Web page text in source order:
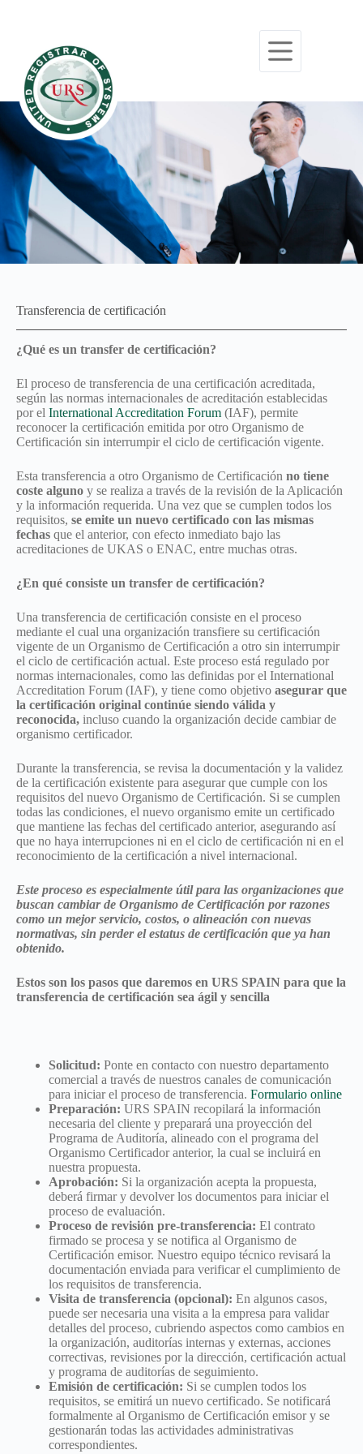
Transferencia de certificación
¿Qué es un transfer de certificación?
El proceso de transferencia de una certificación acreditada,
según las normas internacionales de acreditación establecidas
por el International Accreditation Forum (IAF), permite
reconocer la certificación emitida por otro Organismo de
Certificación sin interrumpir el ciclo de certificación vigente.
Esta transferencia a otro Organismo de Certificación no tiene
coste alguno y se realiza a través de la revisión de la Aplicación
y la información requerida. Una vez que se cumplen todos los
requisitos, se emite un nuevo certificado con las mismas
fechas que el anterior, con efecto inmediato bajo las
acreditaciones de UKAS o ENAC, entre muchas otras.
¿En qué consiste un transfer de certificación?
Una transferencia de certificación consiste en el proceso
mediante el cual una organización transfiere su certificación
vigente de un Organismo de Certificación a otro sin interrumpir
el ciclo de certificación actual. Este proceso está regulado por
normas internacionales, como las definidas por el International
Accreditation Forum (IAF), y tiene como objetivo asegurar que
la certificación original continúe siendo válida y
reconocida, incluso cuando la organización decide cambiar de
organismo certificador.
Durante la transferencia, se revisa la documentación y la validez
de la certificación existente para asegurar que cumple con los
requisitos del nuevo Organismo de Certificación. Si se cumplen
todas las condiciones, el nuevo organismo emite un certificado
que mantiene las fechas del certificado anterior, asegurando así
que no haya interrupciones ni en el ciclo de certificación ni en el
reconocimiento de la certificación a nivel internacional.
Este proceso es especialmente útil para las organizaciones que
buscan cambiar de Organismo de Certificación por razones
como un mejor servicio, costos, o alineación con nuevas
normativas, sin perder el estatus de certificación que ya han
obtenido.
Estos son los pasos que daremos en URS SPAIN para que la
transferencia de certificación sea ágil y sencilla
Solicitud: Ponte en contacto con nuestro departamento
comercial a través de nuestros canales de comunicación
para iniciar el proceso de transferencia. Formulario online
Preparación: URS SPAIN recopilará la información
necesaria del cliente y preparará una proyección del
Programa de Auditoría, alineado con el programa del
Organismo Certificador anterior, la cual se incluirá en
nuestra propuesta.
Aprobación: Si la organización acepta la propuesta,
deberá firmar y devolver los documentos para iniciar el
proceso de evaluación.
Proceso de revisión pre-transferencia: El contrato
firmado se procesa y se notifica al Organismo de
Certificación emisor. Nuestro equipo técnico revisará la
documentación enviada para verificar el cumplimiento de
los requisitos de transferencia.
Visita de transferencia (opcional): En algunos casos,
puede ser necesaria una visita a la empresa para validar
detalles del proceso, cubriendo aspectos como cambios en
la organización, auditorías internas y externas, acciones
correctivas, revisiones por la dirección, certificación actual
y programa de auditorías de seguimiento.
Emisión de certificación: Si se cumplen todos los
requisitos, se emitirá un nuevo certificado. Se notificará
formalmente al Organismo de Certificación emisor y se
gestionarán todas las actividades administrativas
correspondientes.